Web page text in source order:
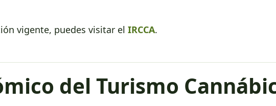
vigente, puedes visitar el IRCCA.
del Turismo